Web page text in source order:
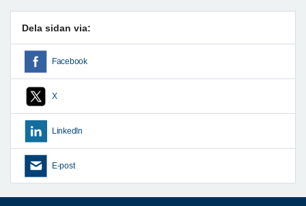
Dela sidan via:
Facebook
X
LinkedIn
E-post